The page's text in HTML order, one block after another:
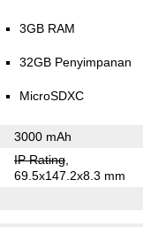
3GB RAM
32GB Penyimpanan
MicroSDXC
3000 mAh
IP Rating,
69.5x147.2x8.3 mm